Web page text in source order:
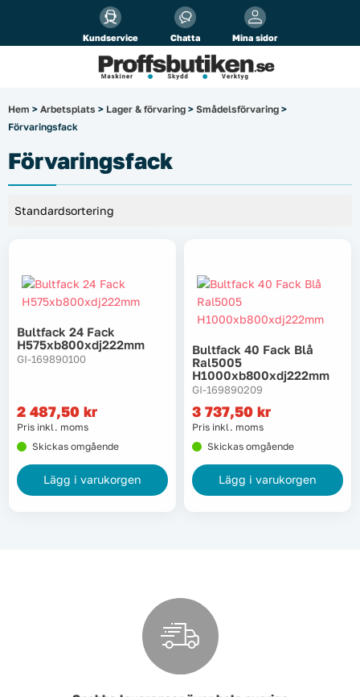
Kundservice Chatta Mina sidor
Alla priser visasinkl. moms!
Företag Privat
Arbetsplats
El & belysning
Fordonsbelysning & lastbilstillbehör
Garage & verkstad
Laserinstrument
Lyft, transport & materialhantering
Maskiner
Maskintillbehör & förbrukning
Hem > Arbetsplats > Lager & förvaring > Smådelsförvaring >
Förvaringsfack
Förvaringsfack
Bultfack 24 Fack
H575xb800xdj222mm
GI-169890100
2 487,50 kr
Pris inkl. moms
Skickas omgående
Lägg i varukorgen
Bultfack 40 Fack Blå
Ral5005
H1000xb800xdj222mm
GI-169890209
3 737,50 kr
Pris inkl. moms
Skickas omgående
Lägg i varukorgen